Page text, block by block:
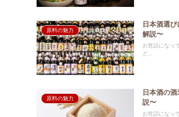
原料の魅力
日本酒選
解説〜
お世話になっております！nanaです。 居酒
ど...
原料の魅力
日本酒の
説〜
お世話になっております！nanaです。 日本